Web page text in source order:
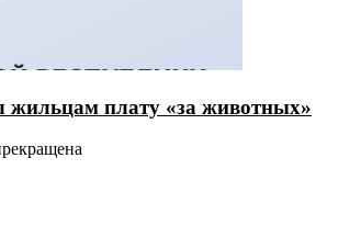
жильцам плату «за животных»